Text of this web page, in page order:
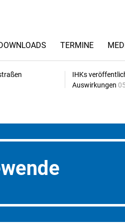
TERMINE
IHKs
Auswirkungen